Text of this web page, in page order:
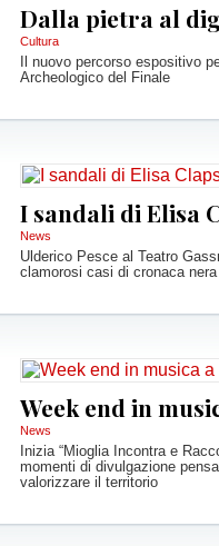
Dalla pietra al
Cultura
Il nuovo percorso espositivo
Archeologico del Finale
I sandali di Elisa
News
Ulderico Pesce al Teatro
clamorosi casi di cronaca
Week end in
News
Inizia “Mioglia Incontra e
momenti di divulgazione
valorizzare il territorio